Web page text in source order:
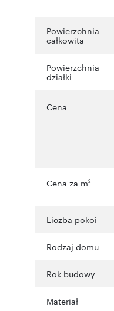
Powierzchnia
całkowita
Powierzchnia
działki
Cena
Cena za m2
Liczba pokoi
Rodzaj domu
Rok budowy
Materiał